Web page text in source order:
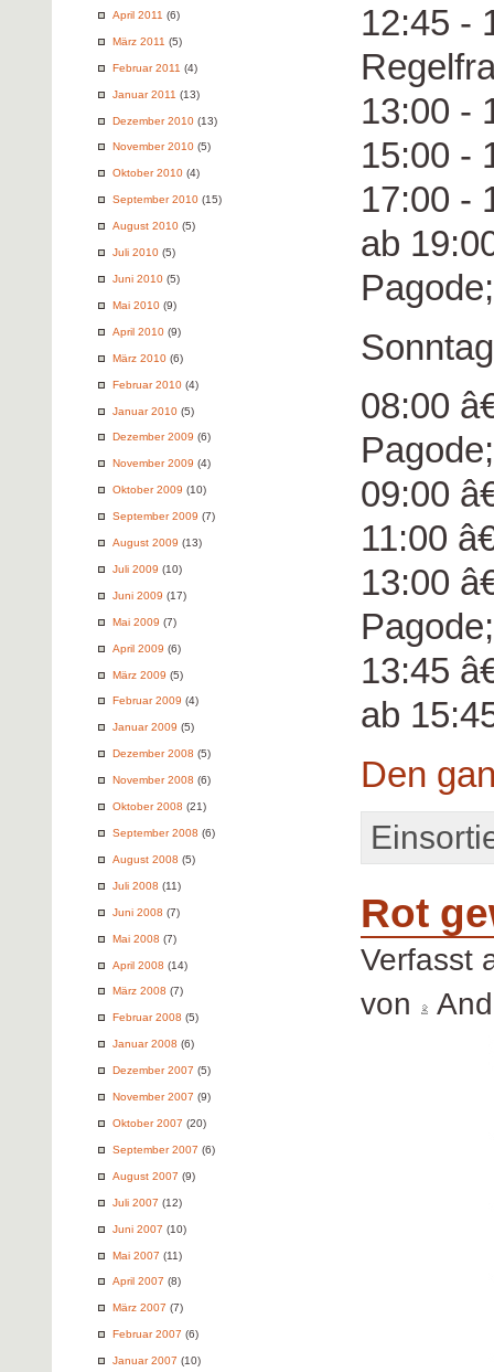
April 2011 (6)
März 2011 (5)
Februar 2011 (4)
Januar 2011 (13)
Dezember 2010 (13)
November 2010 (5)
Oktober 2010 (4)
September 2010 (15)
August 2010 (5)
Juli 2010 (5)
Juni 2010 (5)
Mai 2010 (9)
April 2010 (9)
März 2010 (6)
Februar 2010 (4)
Januar 2010 (5)
Dezember 2009 (6)
November 2009 (4)
Oktober 2009 (10)
September 2009 (7)
August 2009 (13)
Juli 2009 (10)
Juni 2009 (17)
Mai 2009 (7)
April 2009 (6)
März 2009 (5)
Februar 2009 (4)
Januar 2009 (5)
Dezember 2008 (5)
November 2008 (6)
Oktober 2008 (21)
September 2008 (6)
August 2008 (5)
Juli 2008 (11)
Juni 2008 (7)
Mai 2008 (7)
April 2008 (14)
März 2008 (7)
Februar 2008 (5)
Januar 2008 (6)
Dezember 2007 (5)
November 2007 (9)
Oktober 2007 (20)
September 2007 (6)
August 2007 (9)
Juli 2007 (12)
Juni 2007 (10)
Mai 2007 (11)
April 2007 (8)
März 2007 (7)
Februar 2007 (6)
Januar 2007 (10)
12:45 -
13:00 -
15:00 -
17:00 -
ab
08:00
09:00
11:00
13:00
13:45
ab
Den
Rot
Verfasst
von